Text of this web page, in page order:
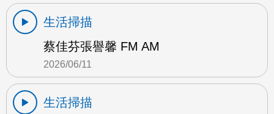
生活掃描
蔡佳芬張譽馨 FM AM
2026/06/11
生活掃描